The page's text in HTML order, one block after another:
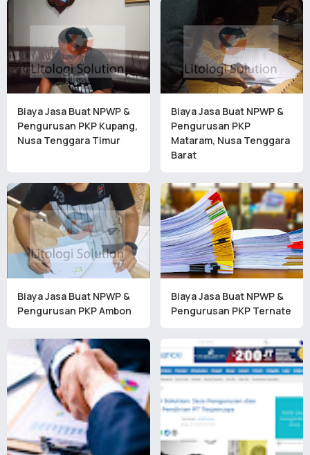
Biaya Jasa Buat NPWP &
Pengurusan PKP Kupang,
Nusa Tenggara Timur
Biaya Jasa Buat NPWP &
Pengurusan PKP
Mataram, Nusa Tenggara
Barat
Biaya Jasa Buat NPWP &
Pengurusan PKP Ambon
Biaya Jasa Buat NPWP &
Pengurusan PKP Ternate